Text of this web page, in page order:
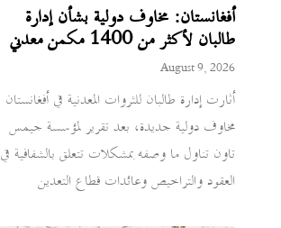
أفغانستان: مخاوف دولية بشأن إدارة
طالبان لأكثر من 1400 مكمن معدني
August 9, 2026
أثارت إدارة طالبان للثروات المعدنية في أفغانستان
مخاوف دولية جديدة، بعد تقرير لمؤسسة جيمس
تاون تناول ما وصفه بمشكلات تتعلق بالشفافية في
العقود والتراخيص وعائدات قطاع التعدين